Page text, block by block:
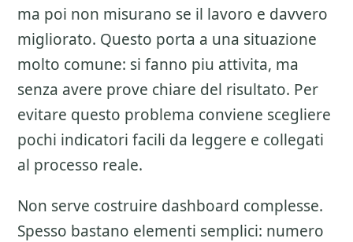
ma poi non misurano se il lavoro e davvero
migliorato. Questo porta a una situazione
molto comune: si fanno piu attivita, ma
senza avere prove chiare del risultato. Per
evitare questo problema conviene scegliere
pochi indicatori facili da leggere e collegati
al processo reale.
Non serve costruire dashboard complesse.
Spesso bastano elementi semplici: numero